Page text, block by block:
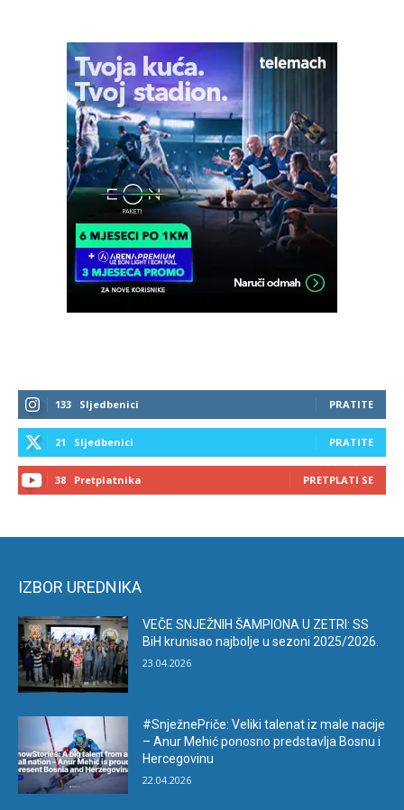
133 Sljedbenici PRATITE
21 Sljedbenici PRATITE
38 Pretplatnika PRETPLATI SE
IZBOR UREDNIKA
VEČE SNJEŽNIH ŠAMPIONA U ZETRI: SS
BiH krunisao najbolje u sezoni 2025/2026.
23.04.2026
#SnježnePriče: Veliki talenat iz male nacije
– Anur Mehić ponosno predstavlja Bosnu i
Hercegovinu
22.04.2026